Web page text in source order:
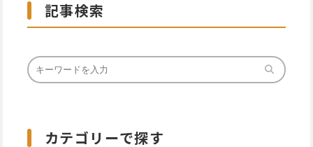
記事検索
カテゴリーで探す